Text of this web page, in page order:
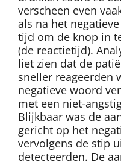
verscheen even
als na het
tijd om de knop in
(de reactietijd).
liet zien dat de
sneller reageerden
negatieve woord
met een niet-
Blijkbaar was de
gericht op het
vervolgens de stip
detecteerden. De